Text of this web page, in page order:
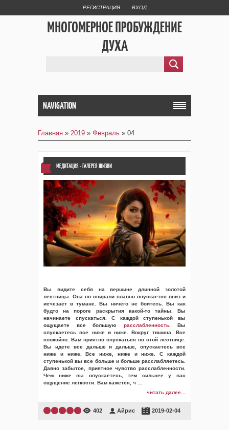
РЕГИСТРАЦИЯ ВХОД
МНОГОМЕРНОЕ ПРОБУЖДЕНИЕ
ДУХА
NAVIGATION
Главная » 2019 » Февраль » 04
МЕДИТАЦИЯ - ГАЛЕРЕЯ ЖИЗНИ
Вы видите себя на вершине длинной золотой
лестницы. Она по спирали плавно опускается вниз и
исчезает в тумане. Вы ничего не боитесь. Вы как
будто на пороге раскрытия какой-то тайны. Вы
начинаете спускаться. С каждой ступенькой вы
ощущаете все большую расслабленность. Вы
спускаетесь все ниже и ниже. Вокруг тишина. Все
спокойно. Вам приятно спускаться по этой лестнице.
Вы идете все дальше и дальше, опускаетесь все
ниже и ниже. Все ниже, ниже и ниже. С каждой
ступенькой вы все больше и больше расслабляетесь.
Давно забытое, приятное чувство расслабленности.
Чем ниже вы опускаетесь, тем сильнее у вас
ощущение легкости. Вам кажется, ч
читать далее...
402 Айрис 2019-02-04